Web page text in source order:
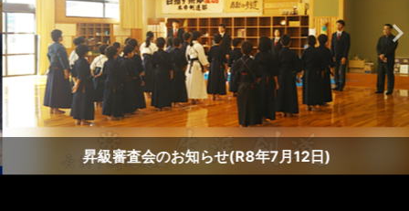
昇級審査会のお知らせ(R8年7月12日)